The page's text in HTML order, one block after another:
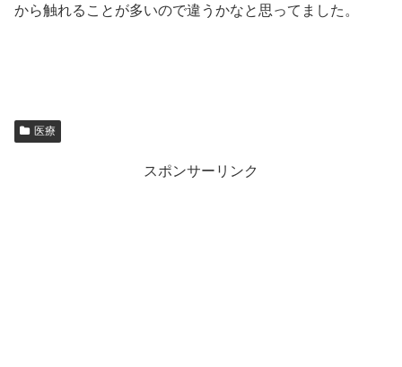
から触れることが多いので違うかなと思ってました。
医療
スポンサーリンク